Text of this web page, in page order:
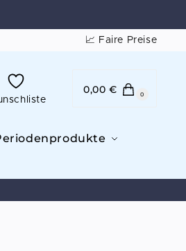
📈 Faire Preise
0,00€ 0